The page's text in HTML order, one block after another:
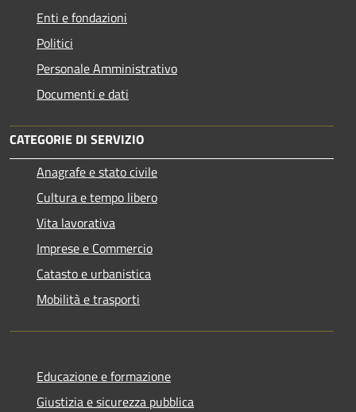
Enti e fondazioni
Politici
Personale Amministrativo
Documenti e dati
CATEGORIE DI SERVIZIO
Anagrafe e stato civile
Cultura e tempo libero
Vita lavorativa
Imprese e Commercio
Catasto e urbanistica
Mobilità e trasporti
Educazione e formazione
Giustizia e sicurezza pubblica